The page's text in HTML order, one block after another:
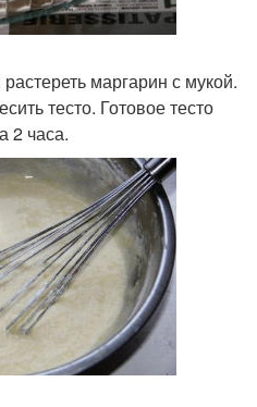
маргарин с мукой.
тесто. Готовое тесто
2 часа.